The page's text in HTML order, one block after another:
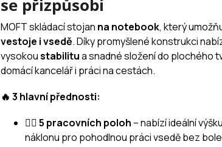
se přizpůsobí
MOFT skládací stojan na notebook, který
vestoje i vsedě. Díky promyšlené konstrukci
vysokoustabilitua snadné složení do plochého
domácí kancelář i práci na cestách.
🔥 3 hlavní přednosti:
🧍‍♂️ 5 pracovních poloh – nabízí ideální
náklonu pro pohodlnou práci vsedě bez